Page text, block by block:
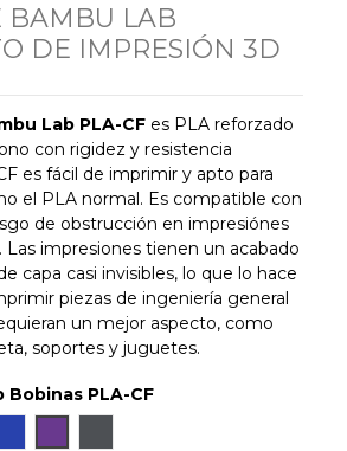
BAMBU LAB
DE IMPRESIÓN 3D
Lab PLA-CF es PLA reforzado
con rigidez y resistencia
es fácil de imprimir y apto para
el PLA normal. Es compatible con
de obstrucción en impresiónes
Las impresiones tienen un acabado
capa casi invisibles, lo que lo hace
piezas de ingeniería general
un mejor aspecto, como
soportes y juguetes.
Bobinas PLA-CF